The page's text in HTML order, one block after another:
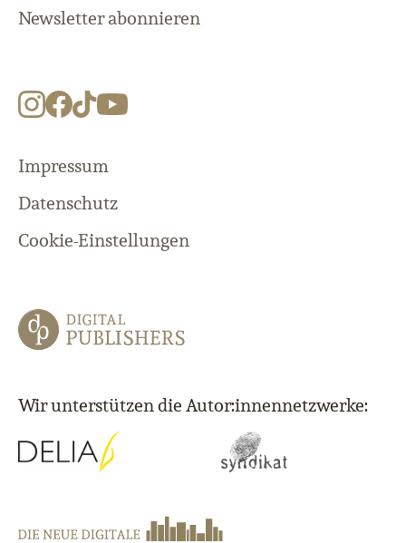
Newsletter abonnieren
Impressum
Datenschutz
Cookie-Einstellungen
Wir unterstützen die Autor:innennetzwerke: